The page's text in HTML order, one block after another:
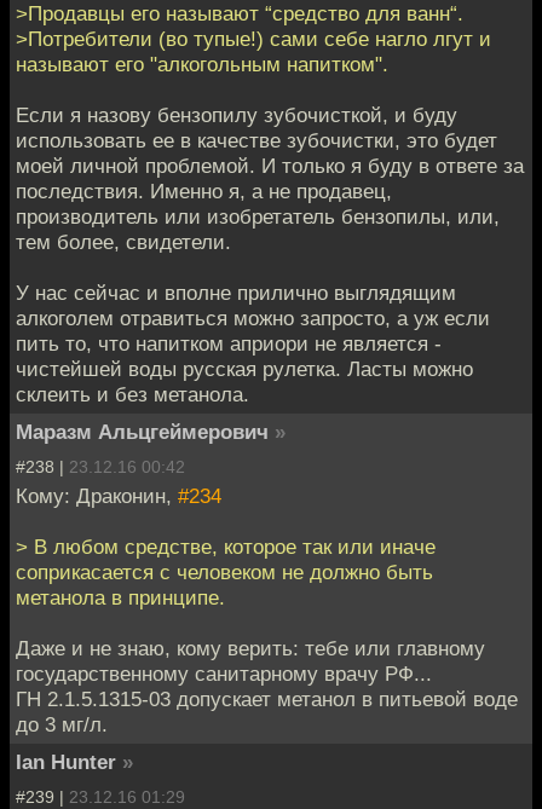
>Продавцы его называют “средство для ванн“.
>Потребители (во тупые!) сами себе нагло лгут и
называют его "алкогольным напитком".
Если я назову бензопилу зубочисткой, и буду
использовать ее в качестве зубочистки, это будет
моей личной проблемой. И только я буду в ответе за
последствия. Именно я, а не продавец,
производитель или изобретатель бензопилы, или,
тем более, свидетели.
У нас сейчас и вполне прилично выглядящим
алкоголем отравиться можно запросто, а уж если
пить то, что напитком априори не является -
чистейшей воды русская рулетка. Ласты можно
склеить и без метанола.
Маразм Альцгеймерович »
#238 | 23.12.16 00:42
Кому: Драконин, #234
> В любом средстве, которое так или иначе
соприкасается с человеком не должно быть
метанола в принципе.
Даже и не знаю, кому верить: тебе или главному
государственному санитарному врачу РФ...
ГН 2.1.5.1315-03 допускает метанол в питьевой воде
до 3 мг/л.
Ian Hunter »
#239 | 23.12.16 01:29